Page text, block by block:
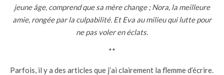
jeune âge, comprend que sa mère change ; Nora, la meilleure
amie, rongée par la culpabilité. Et Eva au milieu qui lutte pour
ne pas voler en éclats.
**
Parfois, il y a des articles que j’ai clairement la flemme d’écrire.